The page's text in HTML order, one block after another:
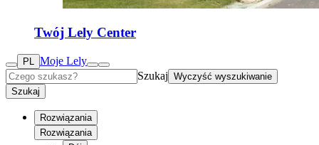
Twój Lely Center
PL
Moje Lely
Szukaj Wyczyść wyszukiwanie
Szukaj
Rozwiązania
Rozwiązania